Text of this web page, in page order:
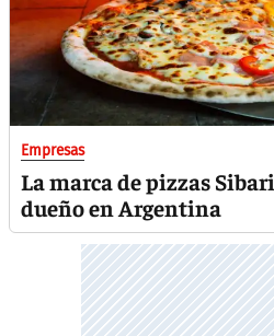
Empresas
La marca de pizzas
dueño en Argentina